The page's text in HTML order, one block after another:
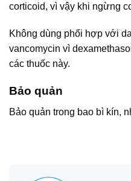
corticoid, vì vậy khi ngừng
Không dùng phối hợp với
vancomycin vì
các thuốc này.
Bảo quản
Bảo quản trong bao bì kín,